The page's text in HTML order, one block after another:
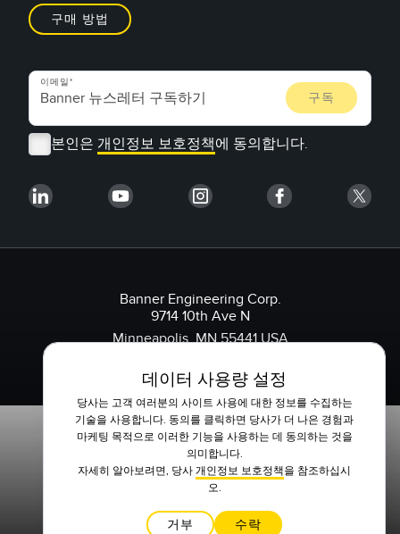
구매 방법
이메일
본인은 개인정보 보호정책에 동의합니다.
Banner Engineering Corp.
9714 10th Ave N
Minneapolis, MN 55441 USA
데이터 사용량 설정
당사는 고객 여러분의 사이트 사용에 대한 정보를 수집하는
기술을 사용합니다. 동의를 클릭하면 당사가 더 나은 경험과
마케팅 목적으로 이러한 기능을 사용하는 데 동의하는 것을
의미합니다.
자세히 알아보려면, 당사 개인정보 보호정책을 참조하십시
오.
거부 수락